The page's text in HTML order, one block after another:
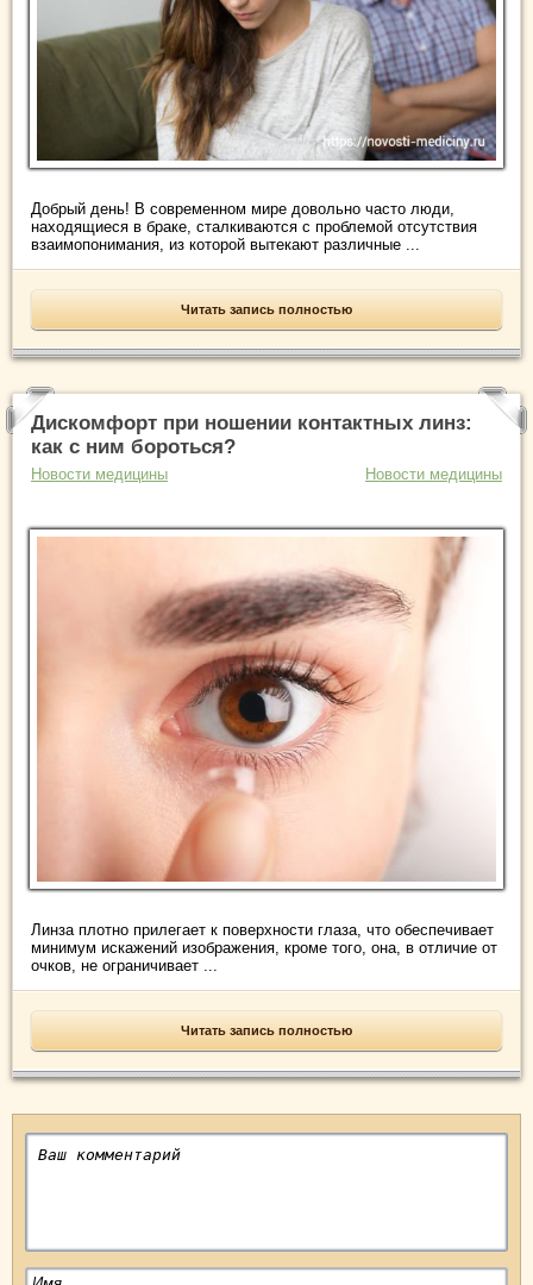
Добрый день! В современном мире довольно часто люди,
находящиеся в браке, сталкиваются с проблемой отсутствия
взаимопонимания, из которой вытекают различные ...
Читать запись полностью
Дискомфорт при ношении контактных линз:
как с ним бороться?
Новости медицины Новости медицины
Линза плотно прилегает к поверхности глаза, что обеспечивает
минимум искажений изображения, кроме того, она, в отличие от
очков, не ограничивает ...
Читать запись полностью